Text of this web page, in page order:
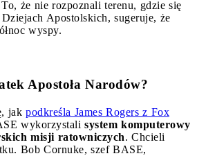
że nie rozpoznali terenu, gdzie się
Apostolskich, sugeruje, że
wyspy.
Apostoła Narodów?
jak podkreśla James Rogers z Fox
wykorzystali system komputerowy
misji ratowniczych. Chcieli
Bob Cornuke, szef BASE,